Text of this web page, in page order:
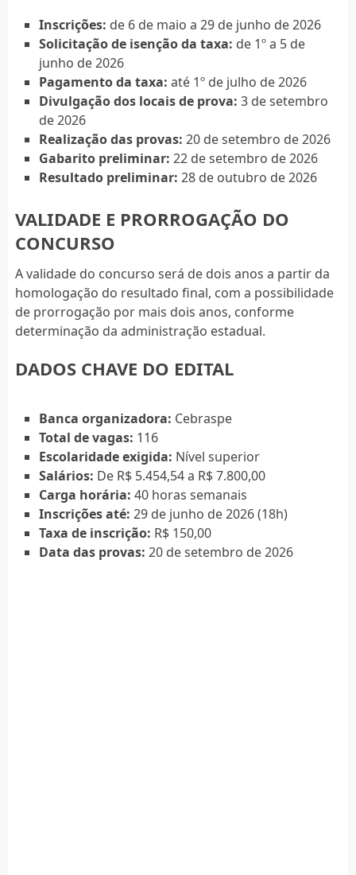
Inscrições: de 6 de maio a 29 de junho de 2026
Solicitação de isenção da taxa: de 1º a 5 de
junho de 2026
Pagamento da taxa: até 1º de julho de 2026
Divulgação dos locais de prova: 3 de setembro
de 2026
Realização das provas: 20 de setembro de 2026
Gabarito preliminar: 22 de setembro de 2026
Resultado preliminar: 28 de outubro de 2026
VALIDADE E PRORROGAÇÃO DO
CONCURSO
A validade do concurso será de dois anos a partir da
homologação do resultado final, com a possibilidade
de prorrogação por mais dois anos, conforme
determinação da administração estadual.
DADOS CHAVE DO EDITAL
Banca organizadora: Cebraspe
Total de vagas: 116
Escolaridade exigida: Nível superior
Salários: De R$ 5.454,54 a R$ 7.800,00
Carga horária: 40 horas semanais
Inscrições até: 29 de junho de 2026 (18h)
Taxa de inscrição: R$ 150,00
Data das provas: 20 de setembro de 2026